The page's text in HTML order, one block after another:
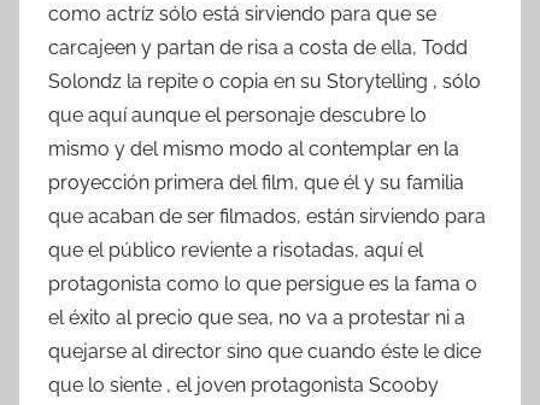
como actríz sólo está sirviendo para que se
carcajeen y partan de risa a costa de ella, Todd
Solondz la repite o copia en su Storytelling , sólo
que aquí aunque el personaje descubre lo
mismo y del mismo modo al contemplar en la
proyección primera del film, que él y su familia
que acaban de ser filmados, están sirviendo para
que el público reviente a risotadas, aquí el
protagonista como lo que persigue es la fama o
el éxito al precio que sea, no va a protestar ni a
quejarse al director sino que cuando éste le dice
que lo siente , el joven protagonista Scooby